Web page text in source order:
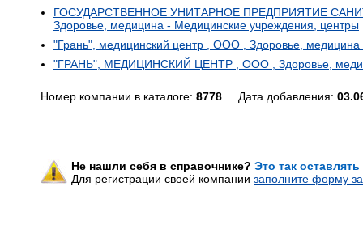
ГОСУДАРСТВЕННОЕ УНИТАРНОЕ ПРЕДПРИЯТИЕ
Здоровье, медицина - Медицинские учреждения, центры
"Грань", медицинский центр , ООО , Здоровье,
"ГРАНЬ", МЕДИЦИНСКИЙ ЦЕНТР , ООО , Здоровье,
Номер компании в каталоге: 8778 Дата добавления:
Не нашли себя в справочнике? Это так
Для регистрации своей компании заполните форму